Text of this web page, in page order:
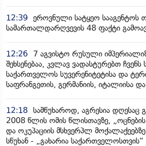
12:39 ეროვნული სატყეო სააგენტოს
სამართალდარღვევის 48 ფაქტი
12:26
7 აგვისტო რუსული
შეხსენებაა, კვლავ ვადასტურებთ
საქართველოს სუვერენიტეტისა და
საფრანგეთის, გერმანიის, იტალიისა
12:18 სამწუხაროდ, აგრესია
2008 წლის ომის წლისთავზე,
და ოკუპაციის მსხვერპლ
სწუხან - „გახარია საქართველოსთვის“